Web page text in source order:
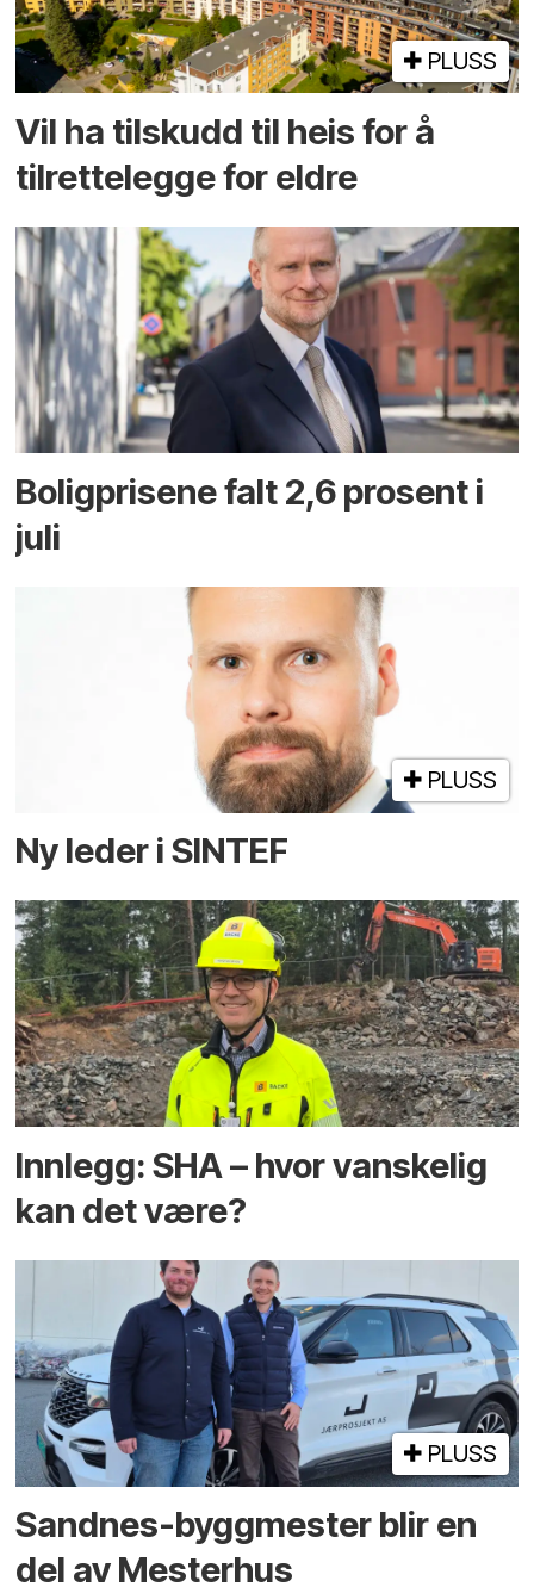
PLUSS
Vil ha tilskudd til heis for å
tilrettelegge for eldre
Boligprisene falt 2,6 prosent i
juli
PLUSS
Ny leder i SINTEF
Innlegg: SHA – hvor vanskelig
kan det være?
PLUSS
Sandnes-byggmester blir en
del av Mesterhus